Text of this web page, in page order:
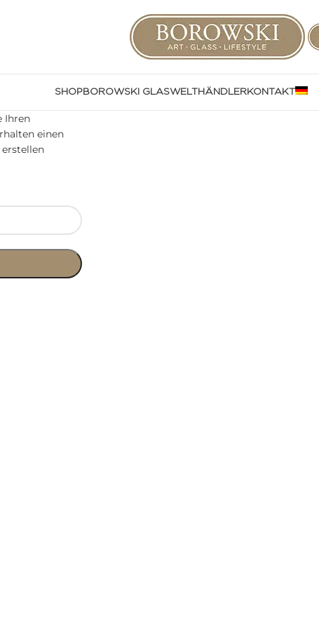
SHOPBOROWSKI GLASWELTHÄNDLERKONTAKT
Ihren
einen
erstellen